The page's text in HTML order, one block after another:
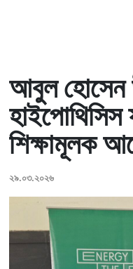
আবুল হোসেন
হাইপোথিসিস
শিক্ষামূলক
২৯.০৩.২০২৬